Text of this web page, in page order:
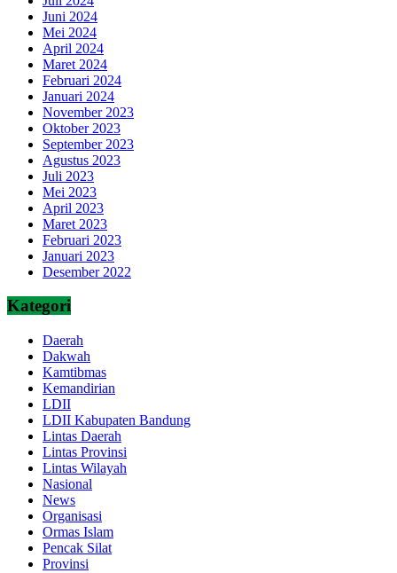
Juni 2024
Mei 2024
April 2024
Maret 2024
Februari 2024
Januari 2024
November 2023
Oktober 2023
September 2023
Agustus 2023
Juli 2023
Mei 2023
April 2023
Maret 2023
Februari 2023
Januari 2023
Desember 2022
Kategori
Daerah
Dakwah
Kamtibmas
Kemandirian
LDII
LDII Kabupaten Bandung
Lintas Daerah
Lintas Provinsi
Lintas Wilayah
Nasional
News
Organisasi
Ormas Islam
Pencak Silat
Provinsi